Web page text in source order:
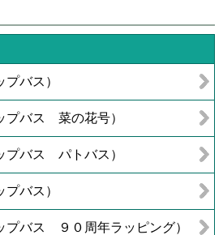
バス）
プバス 菜の花号）
プバス パトバス）
バス）
プバス ９０周年ラッピング）